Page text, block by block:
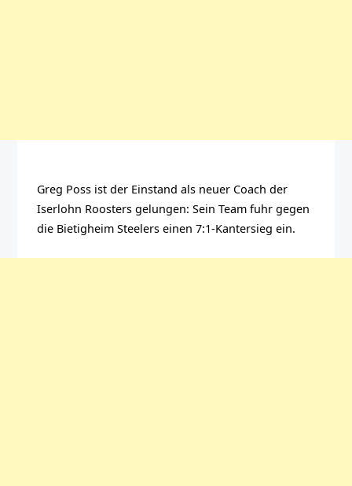
Greg Poss ist der Einstand als neuer Coach der
Iserlohn Roosters gelungen: Sein Team fuhr gegen
die Bietigheim Steelers einen 7:1-Kantersieg ein.